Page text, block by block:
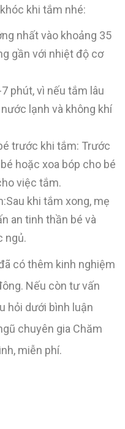
khi tắm nhé:
nhất vào khoảng 35
gần với nhiệt độ cơ
phút, vì nếu tắm lâu
lạnh và không khí
trước khi tắm: Trước
hoặc xoa bóp cho bé
việc tắm.
khi tắm xong, mẹ
an tinh thần bé và
ngủ.
có thêm kinh nghiệm
Nếu còn tư vấn
hỏi dưới bình luận
chuyên gia Chăm
miễn phí.